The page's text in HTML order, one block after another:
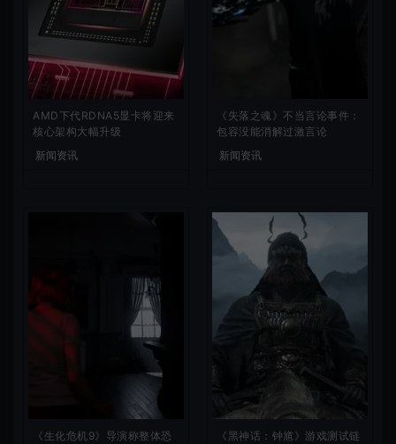
AMD下代RDNA5显卡将迎来
核心架构大幅升级
新闻资讯
《失落之魂》不当言论事件：
包容没能消解过激言论
新闻资讯
《生化危机9》导演称整体恐
《黑神话：钟馗》游戏测试链